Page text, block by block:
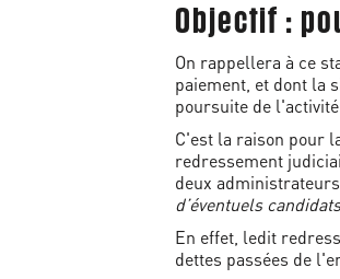
Objectif :
On rappellera à ce
paiement, et dont la
poursuite de
C'est la raison pour
redressement
deux
d’éventuels
En effet, ledit
dettes passées de